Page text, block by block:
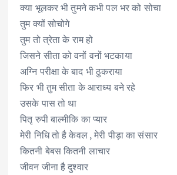
क्या भूलकर भी तुमने कभी पल भर को सोचा
तुम क्यों सोचोगे
तुम तो त्रेता के राम हो
जिसने सीता को वनों वनों भटकाया
अग्नि परीक्षा के बाद भी ठुकराया
फिर भी तुम सीता के आराध्य बने रहे
उसके पास तो था
पितृ रुपी बाल्मीकि का प्यार
मेरी निधि तो है केवल , मेरी पीड़ा का संसार
कितनी बेबस कितनी लाचार
जीवन जीना है दुश्वार